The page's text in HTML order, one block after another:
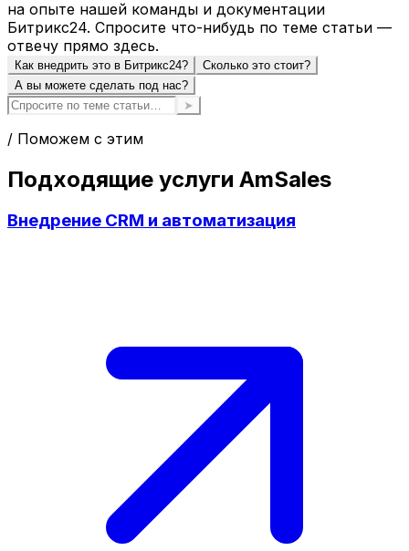
на опыте нашей команды и документации
Битрикс24. Спросите что-нибудь по теме статьи —
отвечу прямо здесь.
Как внедрить это в Битрикс24?
Сколько это стоит?
А вы можете сделать под нас?
➤
/ Поможем с этим
Подходящие услуги AmSales
Внедрение CRM и автоматизация